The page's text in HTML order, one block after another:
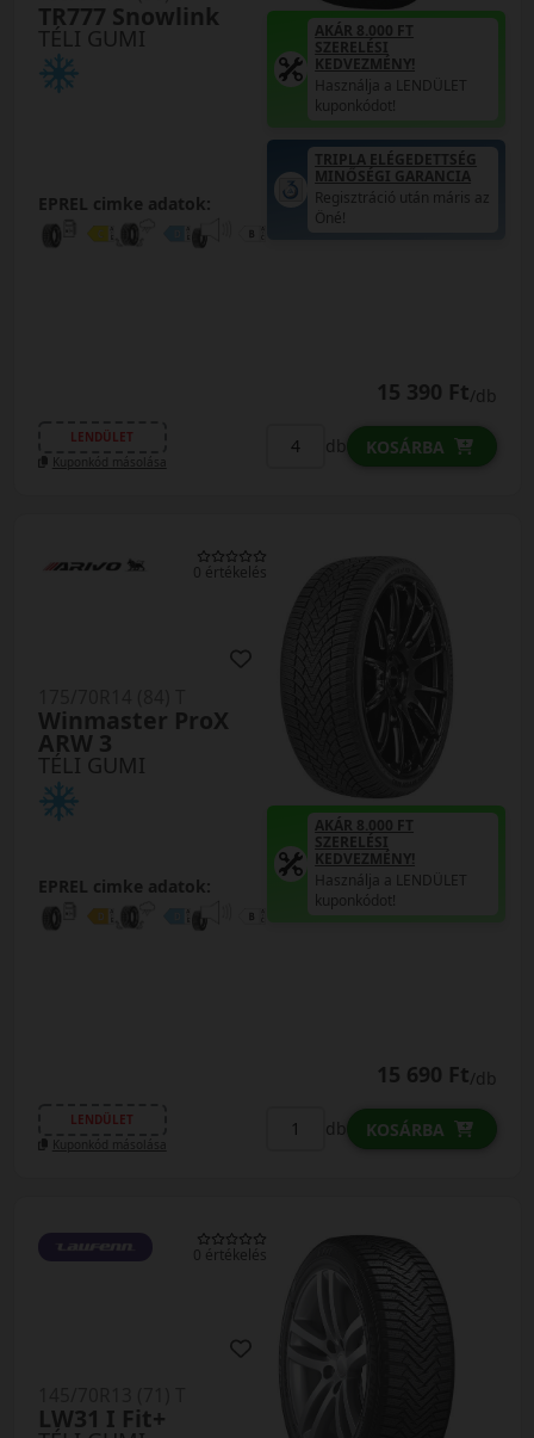
TÉLI GUMI
TR777 Snowlink
EPREL cimke adatok:
AKÁR 8.000 FT
SZERELÉSI
KEDVEZMÉNY!
Használja a LENDÜLET
kuponkódot!
TRIPLA ELÉGEDETTSÉG
MINŐSÉGI GARANCIA
Regisztráció után máris az
Öné!
15 390 Ft/db
LENDÜLET
Kuponkód másolása
db KOSÁRBA
0 értékelés
TÉLI GUMI
Winmaster ProX
ARW 3
EPREL cimke adatok:
AKÁR 8.000 FT
SZERELÉSI
KEDVEZMÉNY!
Használja a LENDÜLET
kuponkódot!
15 690 Ft/db
LENDÜLET
Kuponkód másolása
db KOSÁRBA
0 értékelés
LW31 I Fit+